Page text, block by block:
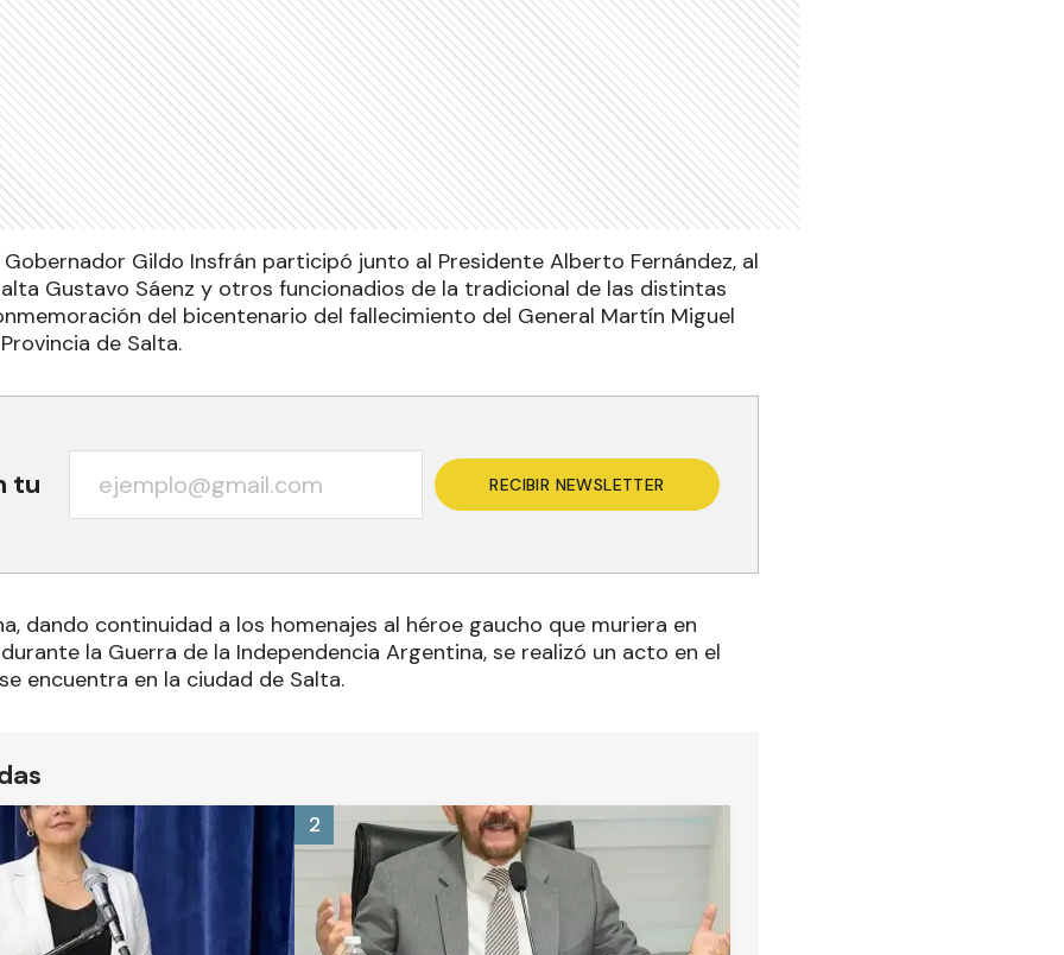
Gildo Insfrán participó junto al Presidente Alberto Fernández, al
Gustavo Sáenz y otros funcionadios de la tradicional de las distintas
del bicentenario del fallecimiento del General Martín Miguel
de Salta.
tu RECIBIR NEWSLETTER
dando continuidad a los homenajes al héroe gaucho que muriera en
la Guerra de la Independencia Argentina, se realizó un acto en el
encuentra en la ciudad de Salta.
2